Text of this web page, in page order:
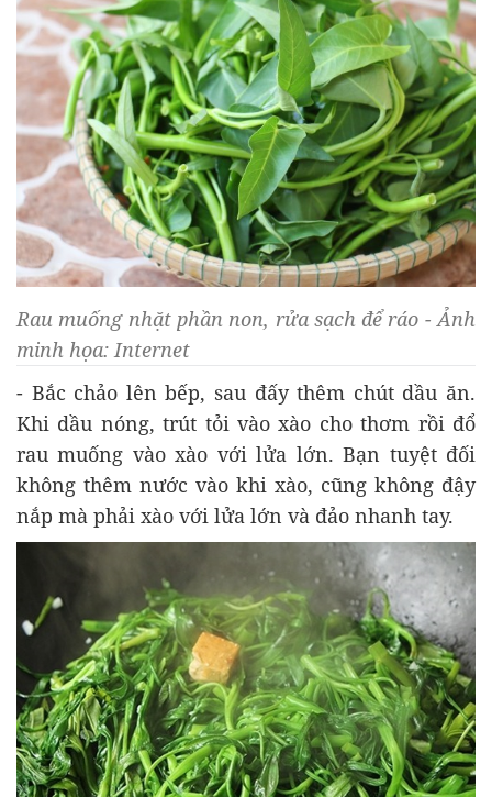
Rau muống nhặt phần non, rửa sạch để ráo - Ảnh
minh họa: Internet
- Bắc chảo lên bếp, sau đấy thêm chút dầu ăn.
Khi dầu nóng, trút tỏi vào xào cho thơm rồi đổ
rau muống vào xào với lửa lớn. Bạn tuyệt đối
không thêm nước vào khi xào, cũng không đậy
nắp mà phải xào với lửa lớn và đảo nhanh tay.